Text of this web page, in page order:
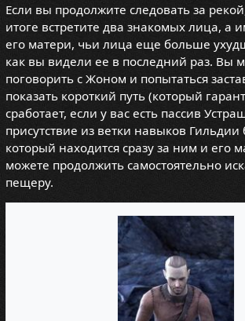
Если вы продолжите следовать за
итоге встретите два знакомых лица, а
его матери, чьи лица еще больше
как вы видели ее в последний раз. Вы
поговорить с Жоном и попытаться
показать короткий путь (который
сработает, если у вас есть пассив
присутствие из ветки навыков Гильдии
который находится сразу за ним и его
можете продолжить самостоятельно
пещеру.